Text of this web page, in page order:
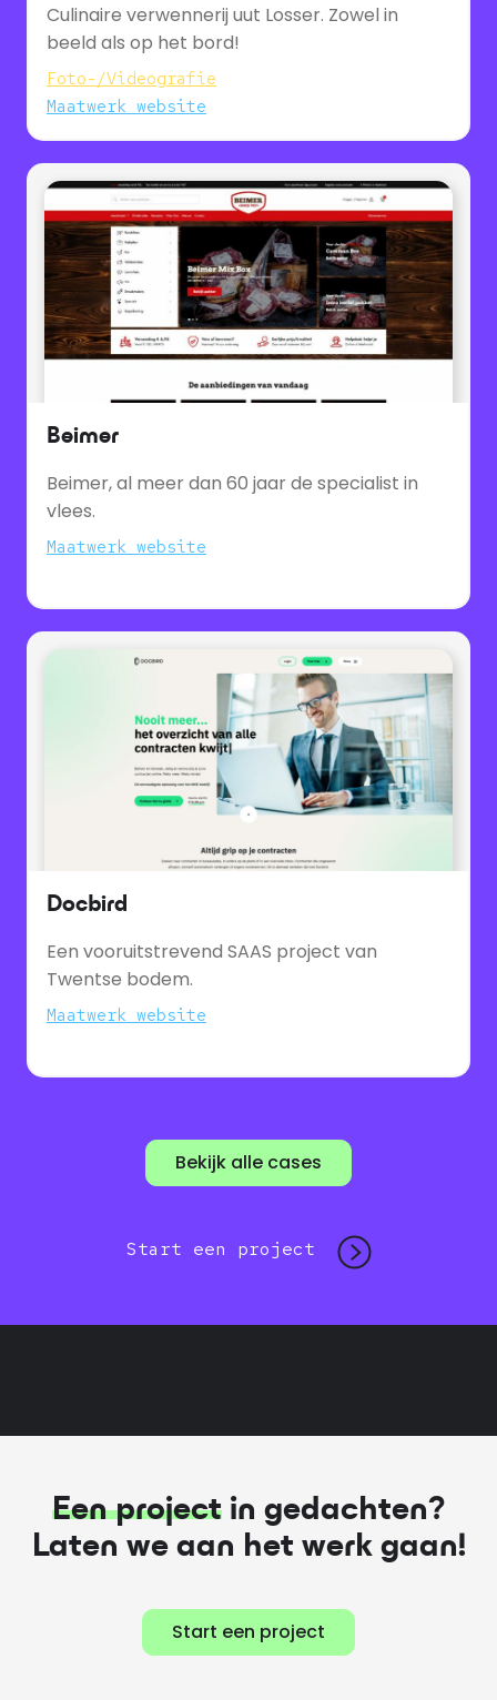
Culinaire verwennerij uut Losser. Zowel in
beeld als op het bord!
Foto-/Videografie
Maatwerk website
Beimer
Beimer, al meer dan 60 jaar de specialist in
vlees.
Maatwerk website
Docbird
Een vooruitstrevend SAAS project van
Twentse bodem.
Maatwerk website
Bekijk alle cases
Start een project
Een project in gedachten?
Laten we aan het werk gaan!
Start een project